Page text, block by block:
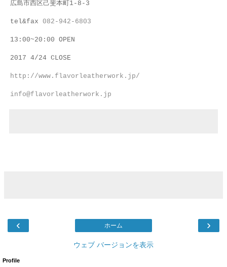
広島市西区己斐本町1-8-3
tel&fax 082-942-6803
13:00~20:00 OPEN
2017 4/24 CLOSE
http://www.flavorleatherwork.jp/
info@flavorleatherwork.jp
‹ ›
ホーム
ウェブ バージョンを表示
Profile